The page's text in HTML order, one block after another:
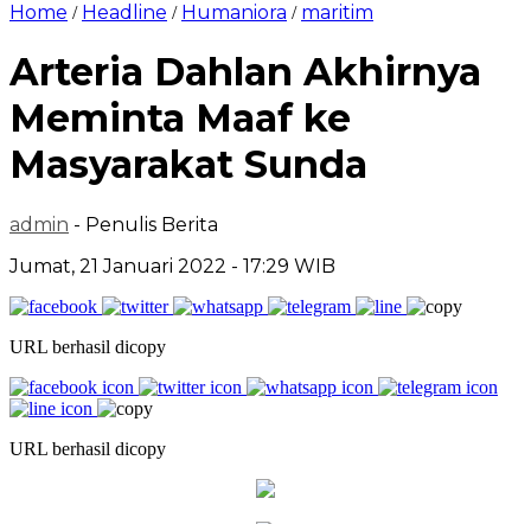
Home / Headline / Humaniora / maritim
Arteria Dahlan Akhirnya
Meminta Maaf ke
Masyarakat Sunda
admin - Penulis Berita
Jumat, 21 Januari 2022 - 17:29 WIB
URL berhasil dicopy
URL berhasil dicopy